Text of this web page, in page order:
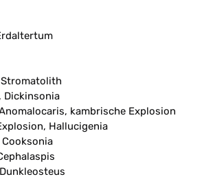
kambrische Explosion
Hallucigenia